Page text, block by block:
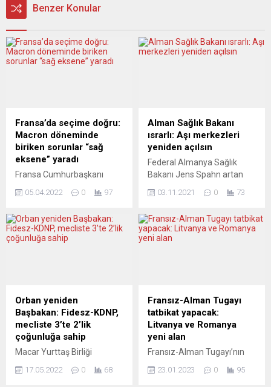
Benzer Konular
Fransa’da seçime doğru:
Macron döneminde
biriken sorunlar “sağ
eksene” yaradı
Fransa Cumhurbaşkanı
2017’de yapılan bu göreve
5 yılda siyasette geleneksel
sağ-sol rekabetinin yerini
kanat ortaya çıkarken daha
çok sağ hükümetlerin
yönettiği ülkede François
Mitterrand ve François
Hollande...
05.04.2022 0 97
Alman Sağlık Bakanı
ısrarlı: Aşı merkezleri
yeniden açılsın
Federal Almanya Sağlık
Bakanı Jens Spahn artan
eyaletlerden aşı
açmalarını istedi. Spahn
güçlendirici üçüncü doz için
mevsiminin gelmesiyle artış
göstermeye başladı. Robert
Koch Enstitüsü (RKI)
tarafından açıklanan
verilere göre yedi...
03.11.2021 0 73
Orban yeniden
Başbakan: Fidesz-KDNP,
mecliste 3’te 2’lik
çoğunluğa sahip
Macar Yurttaş Birliği
Viktor Orban, Macaristan
17.05.2022 0 68
Fransız-Alman Tugayı
tatbikat yapacak:
Litvanya ve Romanya
yeni alan
Fransız-Alman Tugayı’nın
ve Romanya’da tatbikat
23.01.2023 0 95